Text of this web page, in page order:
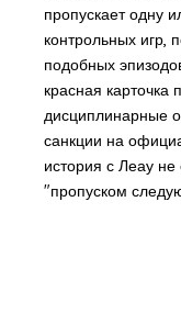
пропускает одну
контрольных игр,
подобных
красная карточка
дисциплинарные
санкции на
история с Леау
"пропуском